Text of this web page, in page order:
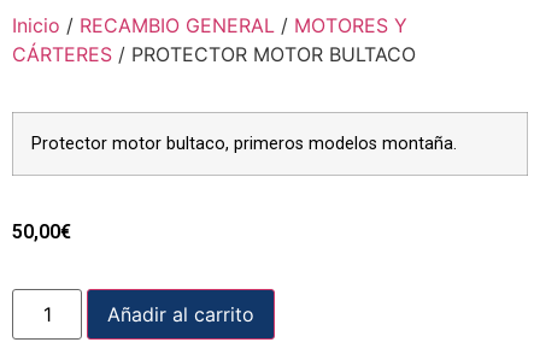
Inicio / RECAMBIO GENERAL / MOTORES Y
CÁRTERES / PROTECTOR MOTOR BULTACO
Protector motor bultaco, primeros modelos montaña.
50,00€
Añadir al carrito